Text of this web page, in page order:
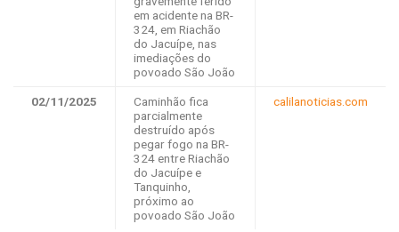
em acidente na BR-
324, em Riachão
do Jacuípe, nas
imediações do
povoado São João
02/11/2025
Caminhão fica
parcialmente
destruído após
pegar fogo na BR-
324 entre Riachão
do Jacuípe e
Tanquinho,
próximo ao
povoado São João
calilanoticias.com